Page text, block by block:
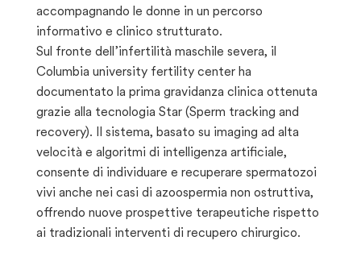
accompagnando le donne in un percorso
informativo e clinico strutturato.
Sul fronte dell’infertilità maschile severa, il
Columbia university fertility center ha
documentato la prima gravidanza clinica ottenuta
grazie alla tecnologia Star (Sperm tracking and
recovery). Il sistema, basato su imaging ad alta
velocità e algoritmi di intelligenza artificiale,
consente di individuare e recuperare spermatozoi
vivi anche nei casi di azoospermia non ostruttiva,
offrendo nuove prospettive terapeutiche rispetto
ai tradizionali interventi di recupero chirurgico.